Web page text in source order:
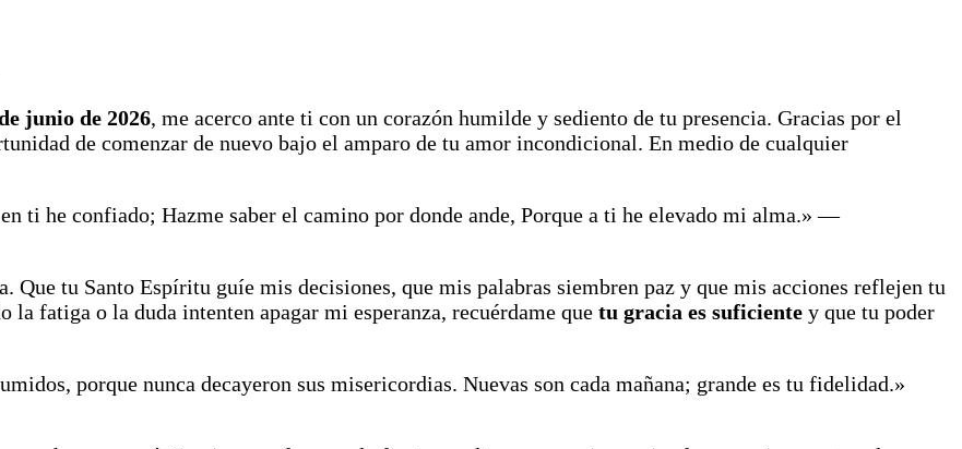
junio de 2026, me acerco ante ti con un corazón humilde y sediento de tu presencia. Gracias por el
de comenzar de nuevo bajo el amparo de tu amor incondicional. En medio de cualquier
ti he confiado; Hazme saber el camino por donde ande, Porque a ti he elevado mi alma.» —
Que tu Santo Espíritu guíe mis decisiones, que mis palabras siembren paz y que mis acciones reflejen tu
fatiga o la duda intenten apagar mi esperanza, recuérdame que tu gracia es suficiente y que tu poder
porque nunca decayeron sus misericordias. Nuevas son cada mañana; grande es tu fidelidad.»